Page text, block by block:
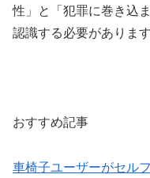
性」と「犯罪に巻き込
認識する必要があります
おすすめ記事
車椅子ユーザーがセル